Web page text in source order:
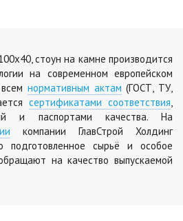
стоун на камне производится
на современном европейском
нормативным актам (ГОСТ, ТУ,
сертификатами соответствия
и паспортами качества. На
компании ГлавСтрой Холдинг
подготовленное сырьё и особое
на качество выпускаемой